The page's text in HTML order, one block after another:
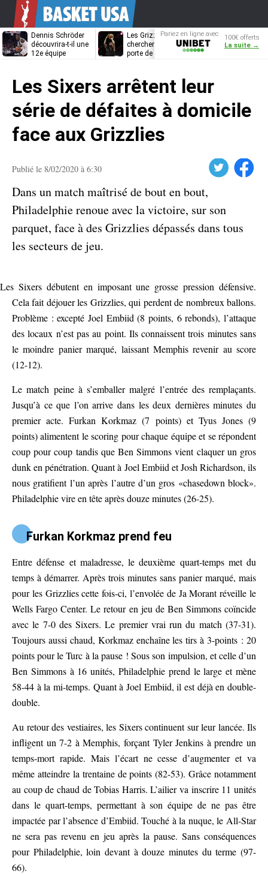
Dennis Schröder
découvrira-t-il une
12e équipe
Les Grizzlies
cherchent déjà une
porte de sortie
Dwane Casey
bientôt coach
Pariez en ligne avec
Unibet
100€ offerts
La suite →
Les Sixers arrêtent leur
série de défaites à domicile
face aux Grizzlies
Publié le 8/02/2020 à 6:30 Facebook
Dans un match maîtrisé de bout en bout,
Philadelphie renoue avec la victoire, sur son
parquet, face à des Grizzlies dépassés dans tous
les secteurs de jeu.
Les Sixers débutent en imposant une grosse pression défensive.
Cela fait déjouer les Grizzlies, qui perdent de nombreux ballons.
Problème : excepté Joel Embiid (8 points, 6 rebonds), l’attaque
des locaux n’est pas au point. Ils connaissent trois minutes sans
le moindre panier marqué, laissant Memphis revenir au score
(12-12).
Le match peine à s’emballer malgré l’entrée des remplaçants.
Jusqu’à ce que l’on arrive dans les deux dernières minutes du
premier acte. Furkan Korkmaz (7 points) et Tyus Jones (9
points) alimentent le scoring pour chaque équipe et se répondent
coup pour coup tandis que Ben Simmons vient claquer un gros
dunk en pénétration. Quant à Joel Embiid et Josh Richardson, ils
nous gratifient l’un après l’autre d’un gros «chasedown block».
Philadelphie vire en tête après douze minutes (26-25).
Furkan Korkmaz prend feu
Entre défense et maladresse, le deuxième quart-temps met du
temps à démarrer. Après trois minutes sans panier marqué, mais
pour les Grizzlies cette fois-ci, l’envolée de Ja Morant réveille le
Wells Fargo Center. Le retour en jeu de Ben Simmons coïncide
avec le 7-0 des Sixers. Le premier vrai run du match (37-31).
Toujours aussi chaud, Korkmaz enchaîne les tirs à 3-points : 20
points pour le Turc à la pause ! Sous son impulsion, et celle d’un
Ben Simmons à 16 unités, Philadelphie prend le large et mène
58-44 à la mi-temps. Quant à Joel Embiid, il est déjà en double-
double.
Au retour des vestiaires, les Sixers continuent sur leur lancée. Ils
infligent un 7-2 à Memphis, forçant Tyler Jenkins à prendre un
temps-mort rapide. Mais l’écart ne cesse d’augmenter et va
même atteindre la trentaine de points (82-53). Grâce notamment
au coup de chaud de Tobias Harris. L’ailier va inscrire 11 unités
dans le quart-temps, permettant à son équipe de ne pas être
impactée par l’absence d’Embiid. Touché à la nuque, le All-Star
ne sera pas revenu en jeu après la pause. Sans conséquences
pour Philadelphie, loin devant à douze minutes du terme (97-
66).